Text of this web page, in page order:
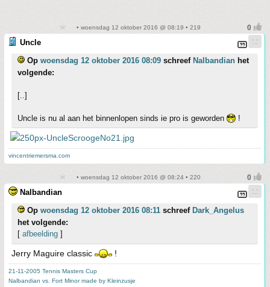
• woensdag 12 oktober 2016 @ 08:19 • 219
Uncle
Op woensdag 12 oktober 2016 08:09 schreef Nalbandian het
volgende:
[..]
Uncle is nu al aan het binnenlopen sinds ie pro is geworden !
vincentriemersma.com
• woensdag 12 oktober 2016 @ 08:24 • 220
Nalbandian
Op woensdag 12 oktober 2016 08:11 schreef Dark_Angelus
het volgende:
[ afbeelding ]
Jerry Maguire classic !
21-11-2005 Tennis Masters Cup
Nalbandian vs. Fort Minor made by Kleinzusje